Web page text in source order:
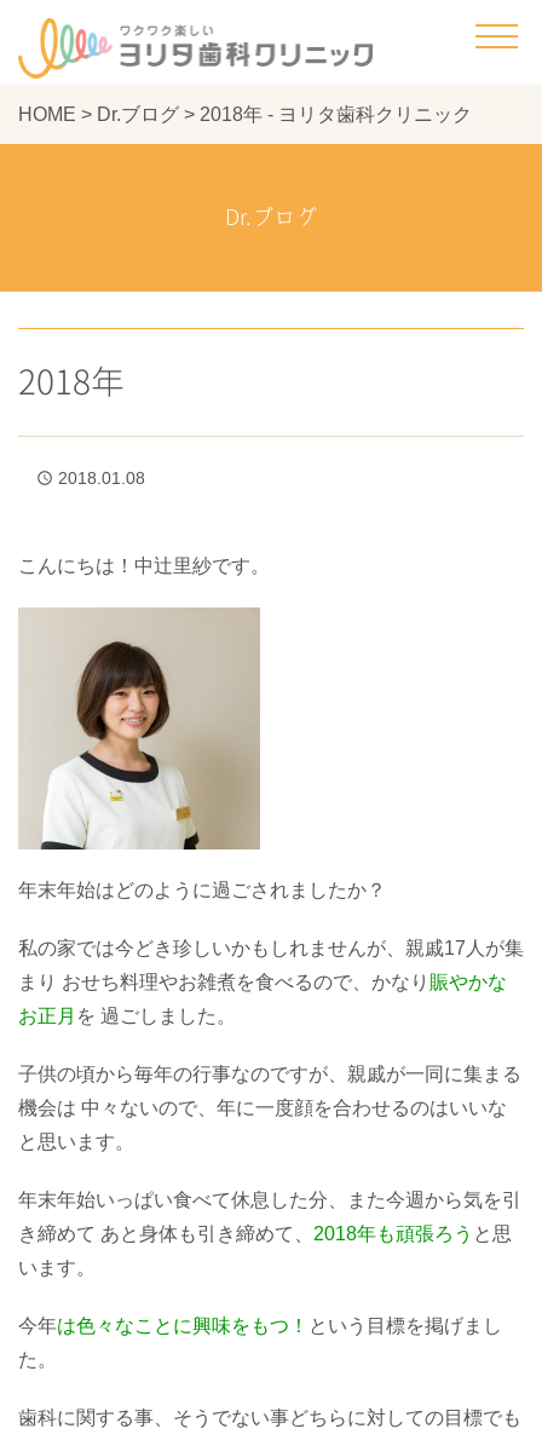
HOME > Dr.ブログ > 2018年 - ヨリタ歯科クリニック
Dr.ブログ
2018年
access_time 2018.01.08
こんにちは！中辻里紗です。
年末年始はどのように過ごされましたか？
私の家では今どき珍しいかもしれませんが、親戚17人が集
まり おせち料理やお雑煮を食べるので、かなり 賑やかな
お正月 を 過ごしました。
子供の頃から毎年の行事なのですが、親戚が一同に集まる
機会は 中々ないので、年に一度顔を合わせるのはいいな
と思います。
年末年始いっぱい食べて休息した分、また今週から気を引
き締めて あと身体も引き締めて、 2018年も頑張ろう と思
います。
今年は色々なことに興味をもつ！ という目標を掲げまし
た。
歯科に関する事、そうでない事どちらに対しての目標でも